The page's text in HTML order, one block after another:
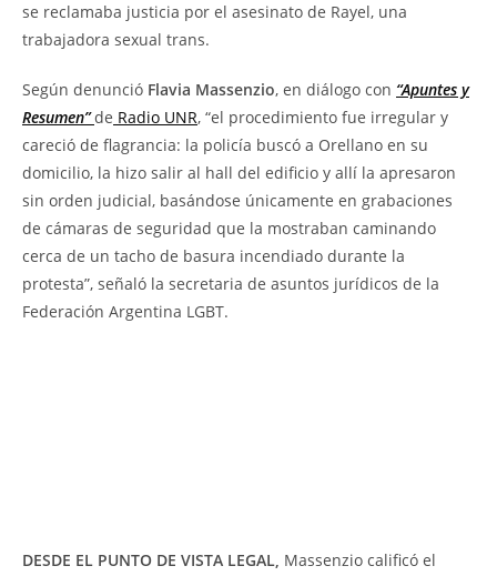
se reclamaba justicia por el asesinato de Rayel, una
trabajadora sexual trans.
Según denunció Flavia Massenzio, en diálogo con “Apuntes y
Resumen”de Radio UNR, “el procedimiento fue irregular y
careció de flagrancia: la policía buscó a Orellano en su
domicilio, la hizo salir al hall del edificio y allí la apresaron
sin orden judicial, basándose únicamente en grabaciones
de cámaras de seguridad que la mostraban caminando
cerca de un tacho de basura incendiado durante la
protesta”, señaló la secretaria de asuntos jurídicos de la
Federación Argentina LGBT.
DESDE EL PUNTO DE VISTA LEGAL, Massenzio calificó el